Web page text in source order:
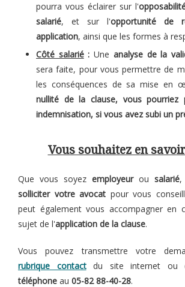
pourra vous éclairer sur l'
salarié, et sur l'opportunité de
application, ainsi que les formes à
Côté salarié:Une analyse de la
sera faite, pour vous permettre de
les conséquences de sa mise en
nullité de la clause, vous pourriez
indemnisation, si vous avez subi un
Vous souhaitez en
Que vous soyez employeurou salarié,
solliciter votre avocat pour vous
peut également vous accompagner en
sujet de l'application de la clause.
Vous pouvez transmettre votre
rubrique contactdu site internet ou
téléphone au 05-82 88-40-28.